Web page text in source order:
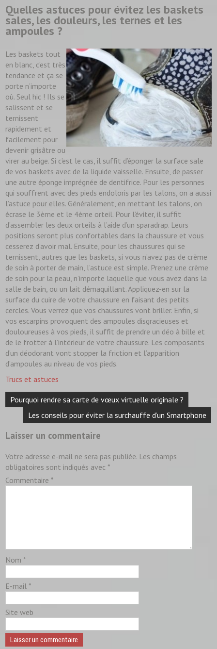
Quelles astuces pour évitez les baskets
sales, les douleurs, les ternes et les
ampoules ?
Les baskets tout
en blanc, c’est très
tendance et ça se
porte n’importe
où. Seul hic ! Ils se
salissent et se
ternissent
rapidement et
facilement pour
devenir grisâtre ou
virer au beige. Si c’est le cas, il suffit d’éponger la surface sale
de vos baskets avec de la liquide vaisselle. Ensuite, de passer
une autre éponge imprégnée de dentifrice. Pour les personnes
qui souffrent avec des pieds endoloris par les talons, on a aussi
l’astuce pour elles. Généralement, en mettant les talons, on
écrase le 3ème et le 4ème orteil. Pour l’éviter, il suffit
d’assembler les deux orteils à l’aide d’un sparadrap. Leurs
positions seront plus confortables dans la chaussure et vous
cesserez d’avoir mal. Ensuite, pour les chaussures qui se
ternissent, autres que les baskets, si vous n’avez pas de crème
de soin à porter de main, l’astuce est simple. Prenez une crème
de soin pour la peau, n’importe laquelle que vous avez dans la
salle de bain, ou un lait démaquillant. Appliquez-en sur la
surface du cuire de votre chaussure en faisant des petits
cercles. Vous verrez que vos chaussures vont briller. Enfin, si
vos escarpins provoquent des ampoules disgracieuses et
douloureuses à vos pieds, il suffit de prendre un déo à bille et
de le frotter à l’intérieur de votre chaussure. Les composants
d’un déodorant vont stopper la friction et l’apparition
d’ampoules au niveau de vos pieds.
Trucs et astuces
Navigation
de
l’article
Pourquoi rendre sa carte de vœux virtuelle originale ?
Les conseils pour éviter la surchauffe d’un Smartphone
Laisser un commentaire
Votre adresse e-mail ne sera pas publiée. Les champs
obligatoires sont indiqués avec*
Commentaire*
Nom*
E-mail*
Site web